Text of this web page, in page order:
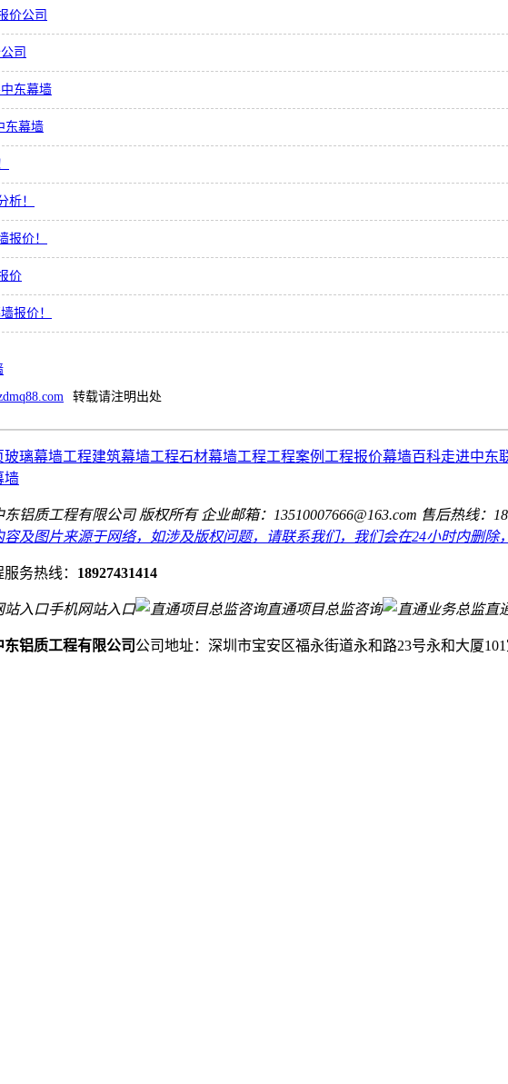
价公司
司
东幕墙
东幕墙
析！
报价！
价
报价！
转载请注明出处
玻璃幕墙工程建筑幕墙工程石材幕墙工程工程案例 工程报价幕墙百科走进中东
东铝质工程有限公司 版权所有 企业邮箱：13510007666@163.com 售后热线：
容及图片来源于网络，如涉及版权问题，请联系我们，我们会在24小时内删除
务热线： 18927431414
手机网站入口 直通项目总监咨询 直
东铝质工程有限公司 公司地址：深圳市宝安区福永街道永和路23号永和大厦